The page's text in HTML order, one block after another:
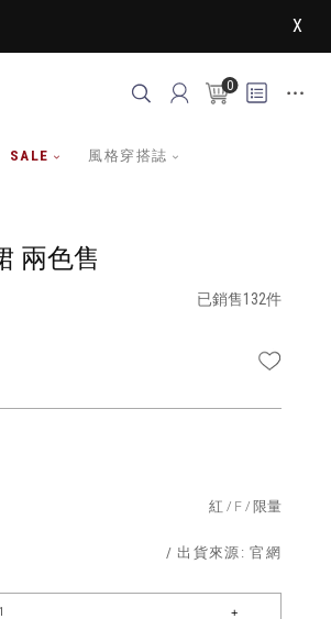
X
0
SALE 風格穿搭誌
兩色售
已銷售132件
紅 F 限量
/ 出貨來源:官網